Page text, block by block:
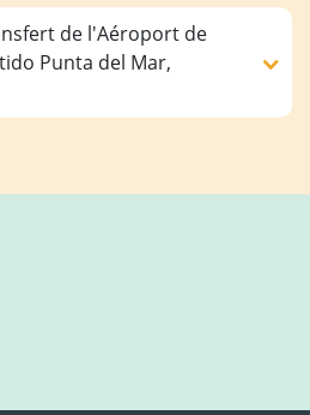
de l'Aéroport de
Punta del Mar,